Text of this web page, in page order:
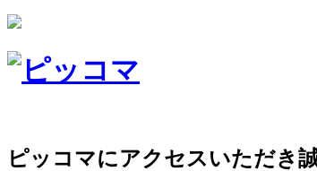
ピッコマにアクセスいただき